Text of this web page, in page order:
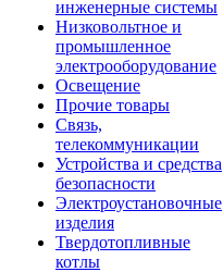
инженерные системы
Низковольтное и
промышленное
электрооборудование
Освещение
Прочие товары
Связь,
телекоммуникации
Устройства и средства
безопасности
Электроустановочные
изделия
Твердотопливные
котлы